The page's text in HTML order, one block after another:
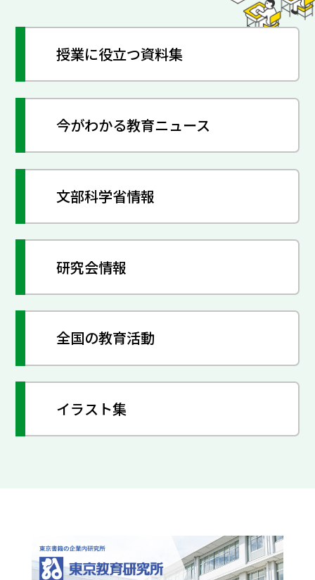
授業に役立つ資料集
今がわかる教育ニュース
文部科学省情報
研究会情報
全国の教育活動
イラスト集